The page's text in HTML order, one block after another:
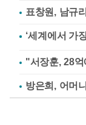
표창원, 남규
"서장훈, 28
방은희, 어머